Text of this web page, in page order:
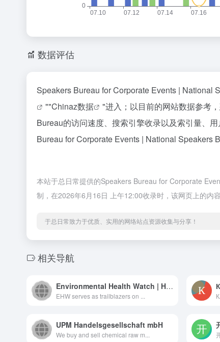
数据评估
Speakers Bureau for Corporate Events | National
""Chinaz数据
"进入；以目前的网站数据参考
Bureau的访问速度、搜索引擎收录以及索引量、
Bureau for Corporate Events | National Speakers
本站于总日常提供的Speakers Bureau for Corporate
制，在2026年6月16日 上午12:00收录时，该网页上的内
于总日常致力于优质、实用的网络站点资源收集与分享！
相关导航
Environmental Health Watch | Healthy Homes. Healthy People. Healthy Communities.
EHW serves as trailblazers on ...
UPM Handelsgesellschaft mbH
We buy and sell chemical raw m...